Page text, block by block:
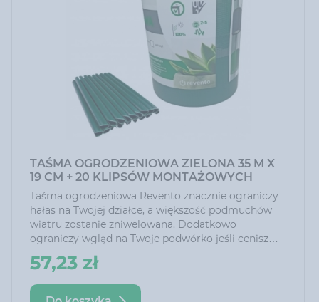
TAŚMA OGRODZENIOWA ZIELONA 35 M X
19 CM + 20 KLIPSÓW MONTAŻOWYCH
Taśma ogrodzeniowa Revento znacznie ograniczy
hałas na Twojej działce, a większość podmuchów
wiatru zostanie zniwelowana. Dodatkowo
ograniczy wgląd na Twoje podwórko jeśli cenisz
sobie spokój i prywatność!
57,23 zł